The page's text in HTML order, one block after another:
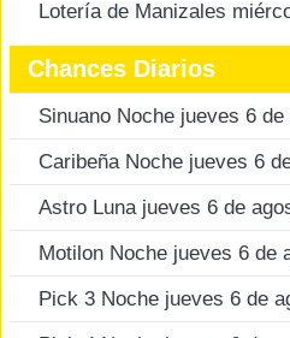
Lotería de Manizales
Chances Diarios
Sinuano Noche jueves 6
Caribeña Noche jueves 6
Astro Luna jueves 6 de
Motilon Noche jueves 6 de
Pick 3 Noche jueves 6 de